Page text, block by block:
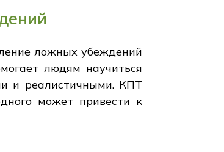
ложных убеждений
людям научиться
и реалистичными. КПТ
может привести к